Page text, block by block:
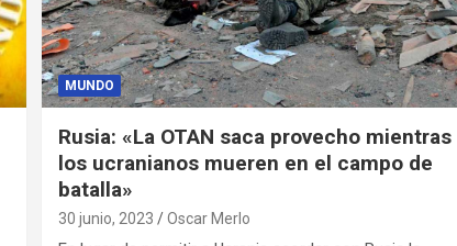
MUNDO
Rusia: «La OTAN saca provecho mientras
los ucranianos mueren en el campo de
batalla»
30 junio, 2023 Oscar Merlo